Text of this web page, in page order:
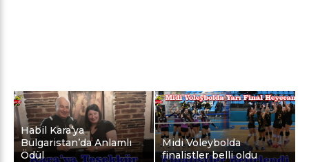
Habil Kara’ya
Bulgaristan’da Anlamlı
Ödül
Midi Voleybolda
finalistler belli oldu